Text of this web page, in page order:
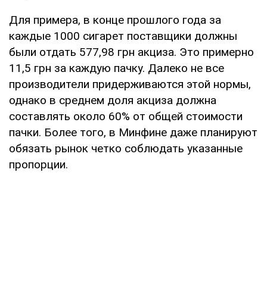
Для примера, в конце прошлого года за
каждые 1000 сигарет поставщики должны
были отдать 577,98 грн акциза. Это примерно
11,5 грн за каждую пачку. Далеко не все
производители придерживаются этой нормы,
однако в среднем доля акциза должна
составлять около 60% от общей стоимости
пачки. Более того, в Минфине даже планируют
обязать рынок четко соблюдать указанные
пропорции.